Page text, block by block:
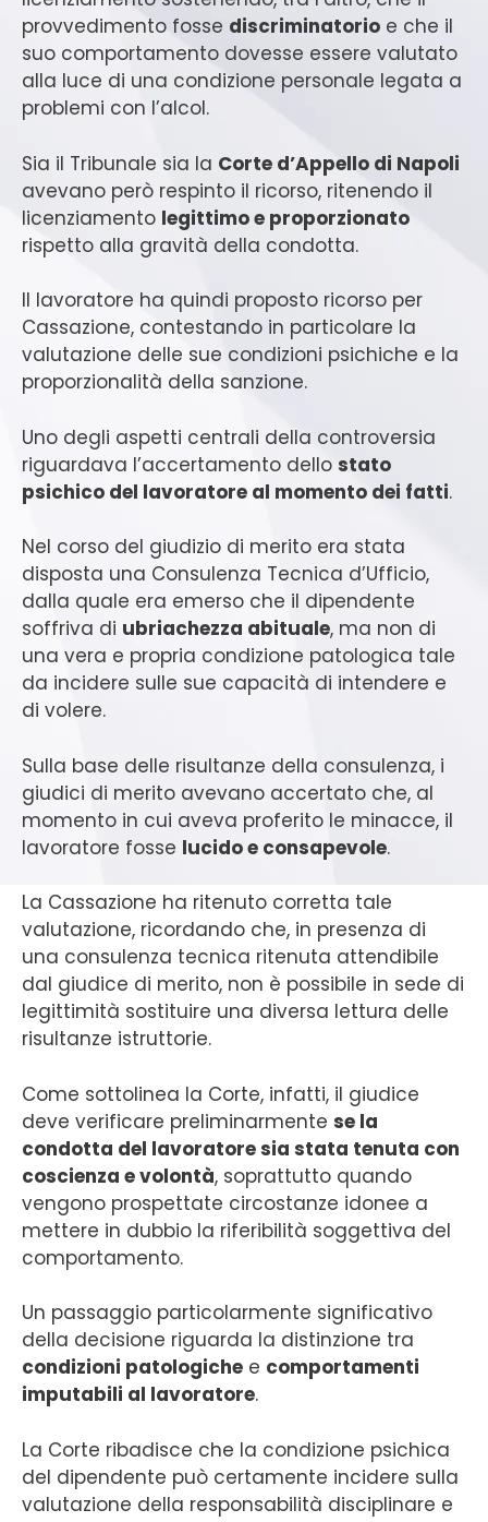
provvedimento fosse discriminatorio e che il
suo comportamento dovesse essere valutato
alla luce di una condizione personale legata a
problemi con l’alcol.
Sia il Tribunale sia la Corte d’Appello di Napoli
avevano però respinto il ricorso, ritenendo il
licenziamento legittimo e proporzionato
rispetto alla gravità della condotta.
Il lavoratore ha quindi proposto ricorso per
Cassazione, contestando in particolare la
valutazione delle sue condizioni psichiche e la
proporzionalità della sanzione.
Uno degli aspetti centrali della controversia
riguardava l’accertamento dello stato
psichico del lavoratore al momento dei fatti.
Nel corso del giudizio di merito era stata
disposta una Consulenza Tecnica d’Ufficio,
dalla quale era emerso che il dipendente
soffriva di ubriachezza abituale, ma non di
una vera e propria condizione patologica tale
da incidere sulle sue capacità di intendere e
di volere.
Sulla base delle risultanze della consulenza, i
giudici di merito avevano accertato che, al
momento in cui aveva proferito le minacce, il
lavoratore fosse lucido e consapevole.
La Cassazione ha ritenuto corretta tale
valutazione, ricordando che, in presenza di
una consulenza tecnica ritenuta attendibile
dal giudice di merito, non è possibile in sede di
legittimità sostituire una diversa lettura delle
risultanze istruttorie.
Come sottolinea la Corte, infatti, il giudice
deve verificare preliminarmente se la
condotta del lavoratore sia stata tenuta con
coscienza e volontà, soprattutto quando
vengono prospettate circostanze idonee a
mettere in dubbio la riferibilità soggettiva del
comportamento.
Un passaggio particolarmente significativo
della decisione riguarda la distinzione tra
condizioni patologiche e comportamenti
imputabili al lavoratore.
La Corte ribadisce che la condizione psichica
del dipendente può certamente incidere sulla
valutazione della responsabilità disciplinare e